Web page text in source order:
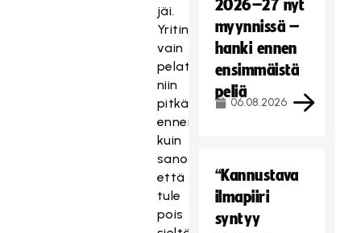
jäi.
Yritin
vain
pelata
niin
pitkään,
ennen
kuin
sanotaan,
että
tule
pois
2026–27 nyt
myynnissä –
hanki ennen
ensimmäistä
peliä
06.08.2026
“Kannustava
ilmapiiri
syntyy